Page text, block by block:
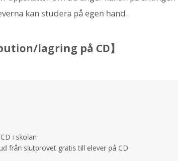
kan studera på egen hand.
lagring på CD】
i skolan
från slutprovet gratis till elever på CD